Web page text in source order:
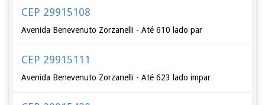
CEP 29915108
Avenida Benevenuto Zorzanelli - Até 610 lado par
CEP 29915111
Avenida Benevenuto Zorzanelli - Até 623 lado impar